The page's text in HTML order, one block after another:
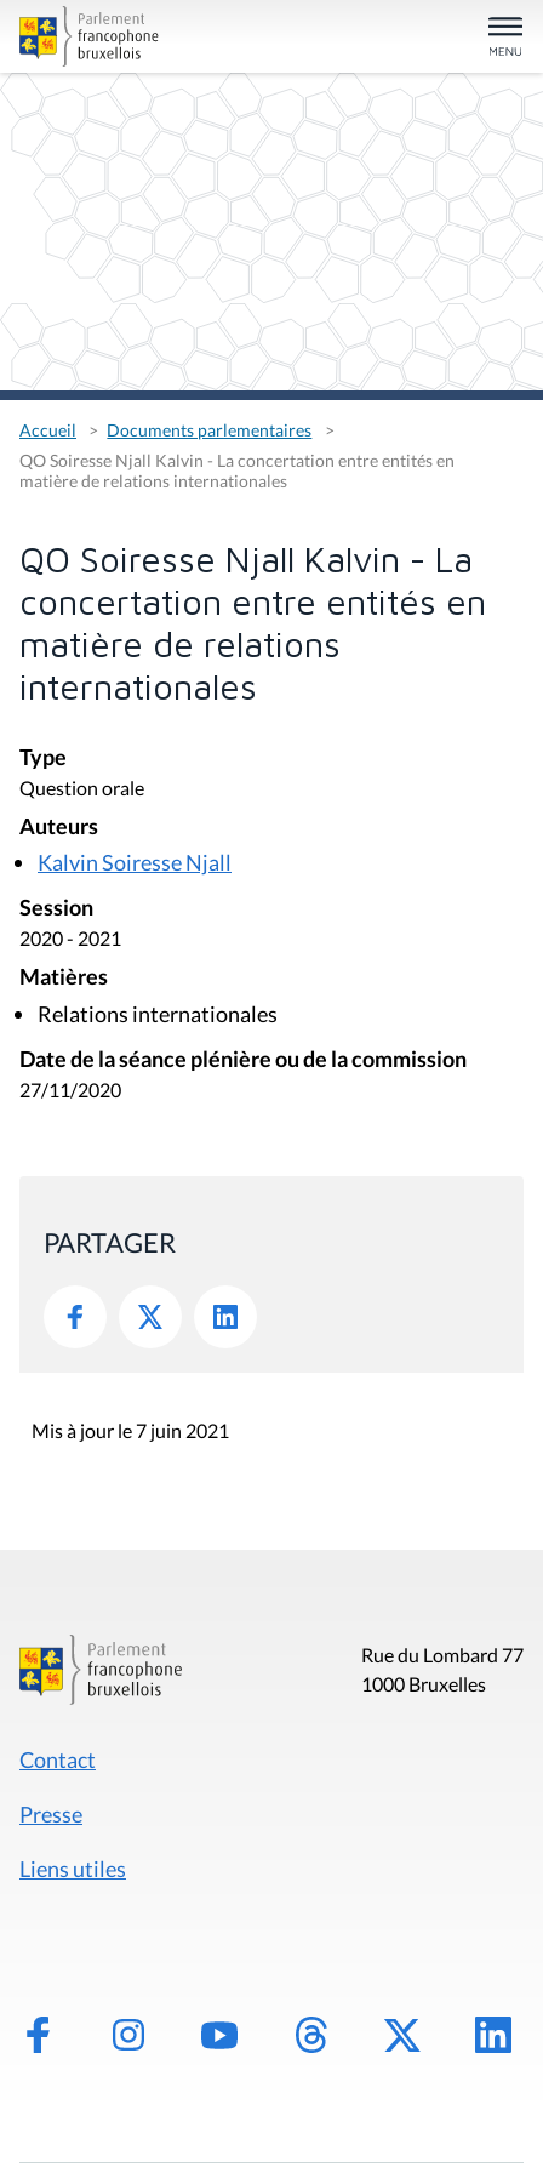
Accueil
Documents parlementaires
QO Soiresse Njall Kalvin - La concertation entre entités en
matière de relations internationales
QO Soiresse Njall Kalvin - La
concertation entre entités en
matière de relations
internationales
Type
Question orale
Auteurs
Kalvin Soiresse Njall
Session
2020 - 2021
Matières
Relations internationales
Date de la séance plénière ou de la commission
27/11/2020
PARTAGER
Mis à jour le 7 juin 2021
Rue du Lombard 77
1000 Bruxelles
Contact
Presse
Liens utiles